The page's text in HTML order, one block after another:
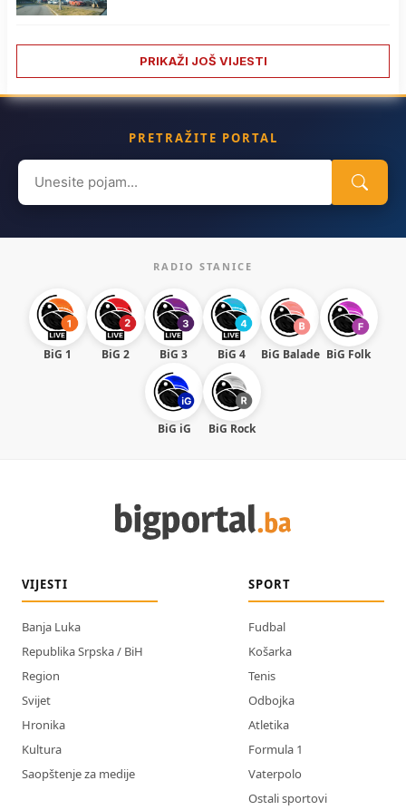
PRIKAŽI JOŠ VIJESTI
PRETRAŽITE PORTAL
Search
for:
RADIO STANICE
BiG 1 BiG 2 BiG 3 BiG 4 BiG Balade BiG Folk
BiG iG BiG Rock
VIJESTI
Banja Luka
Republika Srpska / BiH
Region
Svijet
Hronika
Kultura
Saopštenje za medije
SPORT
Fudbal
Košarka
Tenis
Odbojka
Atletika
Formula 1
Vaterpolo
Ostali sportovi